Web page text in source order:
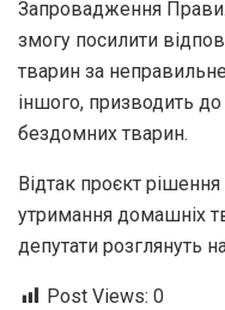
Запровадження
змогу посилити
тварин за
іншого, призводить
бездомних тварин.
Відтак проєкт
утримання домашніх
депутати розглянуть
Post Views: 0